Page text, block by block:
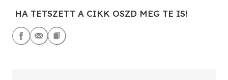
HA TETSZETT A CIKK OSZD MEG TE IS!